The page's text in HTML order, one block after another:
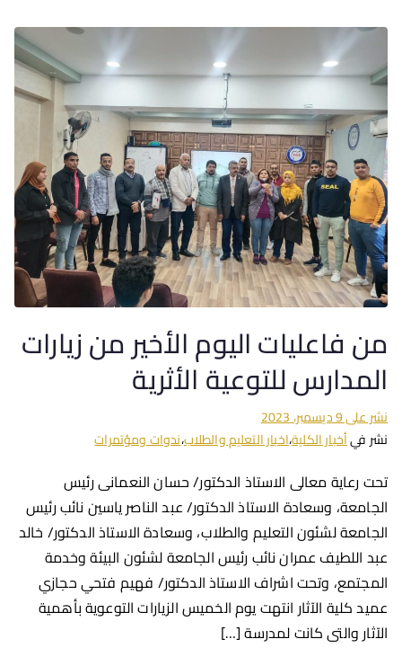
من فاعليات اليوم الأخير من زيارات
المدارس للتوعية الأثرية
نشر على9 ديسمبر، 2023
نشر فيأخبار الكلية،اخبار التعليم والطلاب،ندوات ومؤتمرات
تحت رعاية معالى الاستاذ الدكتور/ حسان النعمانى رئيس
الجامعة، وسعادة الاستاذ الدكتور/ عبد الناصر ياسين نائب رئيس
الجامعة لشئون التعليم والطلاب، وسعادة الاستاذ الدكتور/ خالد
عبد اللطيف عمران نائب رئيس الجامعة لشئون البيئة وخدمة
المجتمع، وتحت اشراف الاستاذ الدكتور/ فهيم فتحي حجازي
عميد كلية الآثار انتهت يوم الخميس الزيارات التوعوية بأهمية
الآثار والتى كانت لمدرسة […]